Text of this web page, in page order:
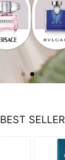
BEST SELLER